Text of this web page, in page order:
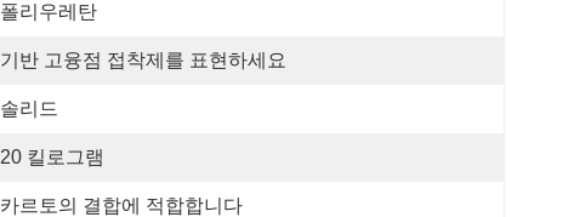
폴리우레탄
기반 고융점 접착제를 표현하세요
솔리드
20 킬로그램
카르토의 결합에 적합합니다